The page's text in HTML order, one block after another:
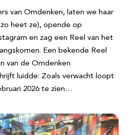
van Omdenken, laten we haar
heet ze), opende op
en zag een Reel van het
Een bekende Reel
van de Omdenken
luidde: Zoals verwacht loopt
2026 te zien…